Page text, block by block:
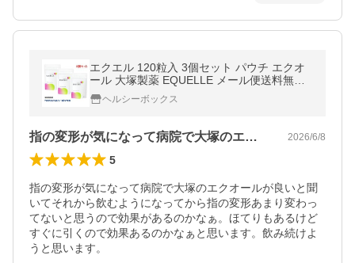
エクエル 120粒入 3個セット パウチ エクオ
ール 大塚製薬 EQUELLE メール便送料無料
代引き不可 3袋 爆買
ヘルシーボックス
指の変形が気になって病院で大塚のエクオ… 2026/6/8
5
指の変形が気になって病院で大塚のエクオールが良いと聞
いてそれから飲むようになってから指の変形あまり変わっ
てないと思うので効果があるのかなぁ。ほてりもあるけど
すぐに引くので効果あるのかなぁと思います。飲み続けよ
うと思います。